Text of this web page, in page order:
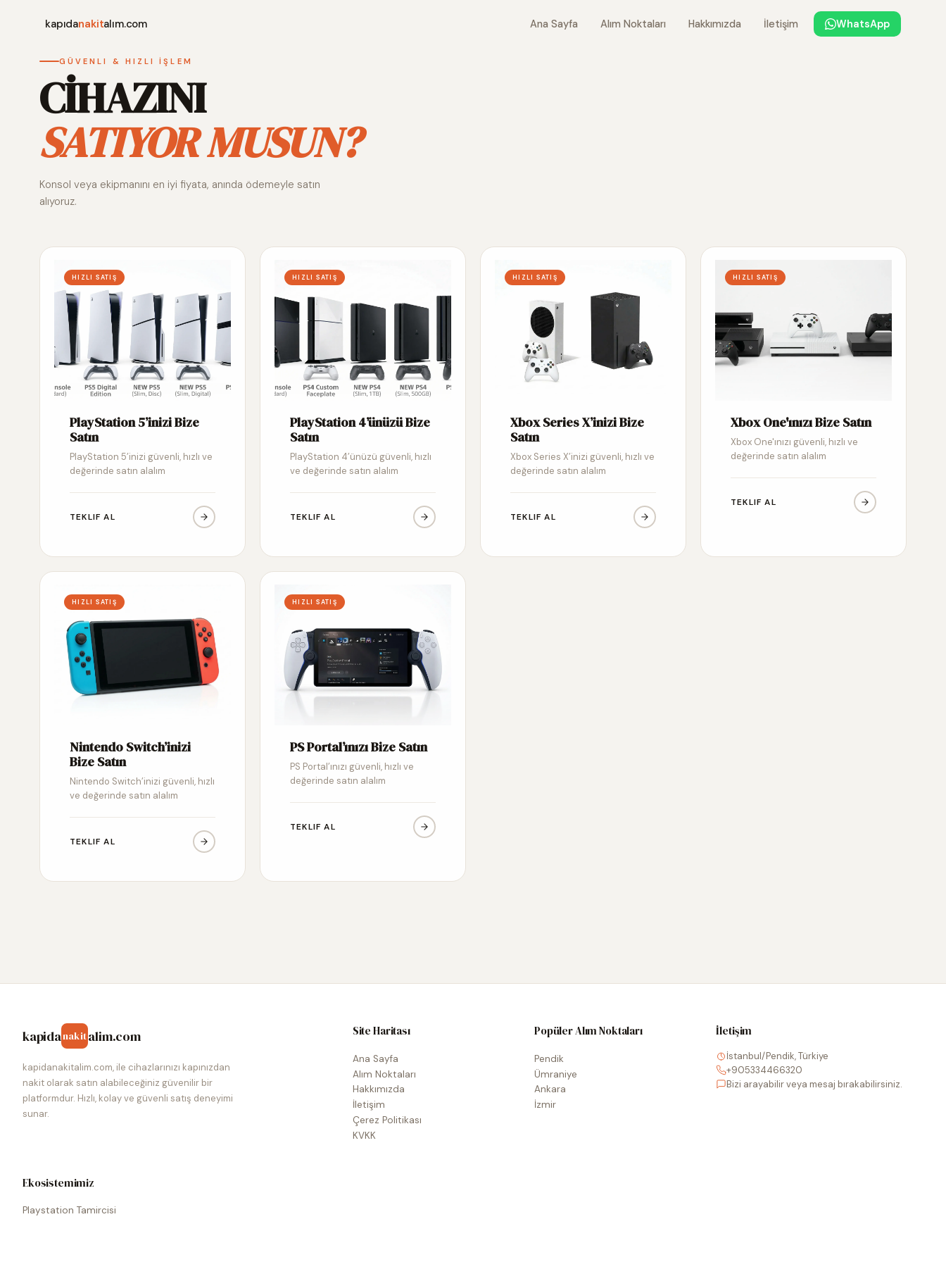
kapıdanakitalım.com Ana Sayfa Alım Noktaları Hakkımızda İletişim WhatsApp
GÜVENLI & HIZLI İŞLEM
CİHAZINI
SATIYOR MUSUN?
Konsol veya ekipmanını en iyi fiyata, anında ödemeyle satın
alıyoruz.
HIZLI SATIŞ
PlayStation 5’inizi Bize
Satın
PlayStation 5’inizi güvenli, hızlı ve
değerinde satın alalım
TEKLIF AL
HIZLI SATIŞ
PlayStation 4’ünüzü Bize
Satın
PlayStation 4’ünüzü güvenli, hızlı
ve değerinde satın alalım
TEKLIF AL
HIZLI SATIŞ
Xbox Series X’inizi Bize
Satın
Xbox Series X’inizi güvenli, hızlı ve
değerinde satın alalım
TEKLIF AL
HIZLI SATIŞ
Xbox One'ınızı Bize Satın
Xbox One'ınızı güvenli, hızlı ve
değerinde satın alalım
TEKLIF AL
HIZLI SATIŞ
Nintendo Switch’inizi
Bize Satın
Nintendo Switch’inizi güvenli, hızlı
ve değerinde satın alalım
TEKLIF AL
HIZLI SATIŞ
PS Portal’ınızı Bize Satın
PS Portal’ınızı güvenli, hızlı ve
değerinde satın alalım
TEKLIF AL
kapidanakitalim.com
kapidanakitalim.com, ile cihazlarınızı kapınızdan
nakit olarak satın alabileceğiniz güvenilir bir
platformdur. Hızlı, kolay ve güvenli satış deneyimi
sunar.
Site Haritası
Ana Sayfa
Alım Noktaları
Hakkımızda
İletişim
Çerez Politikası
KVKK
Popüler Alım Noktaları
Pendik
Ümraniye
Ankara
İzmir
İletişim
İstanbul/Pendik, Türkiye
+905334466320
Bizi arayabilir veya mesaj bırakabilirsiniz.
Ekosistemimiz
Playstation Tamircisi